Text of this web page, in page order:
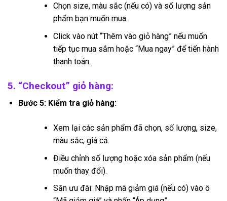
Chọn size, màu sắc (nếu có) và số lượng sản
phẩm bạn muốn mua.
Click vào nút “Thêm vào giỏ hàng” nếu muốn
tiếp tục mua sắm hoặc “Mua ngay” để tiến hành
thanh toán.
5. “Checkout” giỏ hàng:
Bước 5: Kiểm tra giỏ hàng:
Xem lại các sản phẩm đã chọn, số lượng, size,
màu sắc, giá cả.
Điều chỉnh số lượng hoặc xóa sản phẩm (nếu
muốn thay đổi).
Săn ưu đãi: Nhập mã giảm giá (nếu có) vào ô